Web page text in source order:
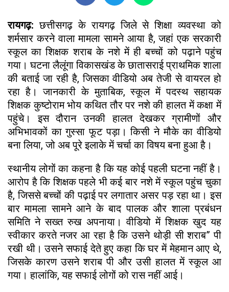
रायगढ़: छत्तीसगढ़ के रायगढ़ जिले से शिक्षा व्यवस्था को
शर्मसार करने वाला मामला सामने आया है, जहां एक सरकारी
स्कूल का शिक्षक शराब के नशे में ही बच्चों को पढ़ाने पहुंच
गया। घटना लैलूंगा विकासखंड के छातासराई प्राथमिक शाला
की बताई जा रही है, जिसका वीडियो अब तेजी से वायरल हो
रहा है। जानकारी के मुताबिक, स्कूल में पदस्थ सहायक
शिक्षक कुष्टोराम भोय कथित तौर पर नशे की हालत में कक्षा में
पहुंचे। इस दौरान उनकी हालत देखकर ग्रामीणों और
अभिभावकों का गुस्सा फूट पड़ा। किसी ने मौके का वीडियो
बना लिया, जो अब पूरे इलाके में चर्चा का विषय बना हुआ है।
स्थानीय लोगों का कहना है कि यह कोई पहली घटना नहीं है।
आरोप है कि शिक्षक पहले भी कई बार नशे में स्कूल पहुंच चुका
है, जिससे बच्चों की पढ़ाई पर लगातार असर पड़ रहा था। इस
बार मामला सामने आने के बाद पालक और शाला प्रबंधन
समिति ने सख्त रुख अपनाया। वीडियो में शिक्षक खुद यह
स्वीकार करते नजर आ रहा है कि उसने थोड़ी सी शराब” पी
रखी थी। उसने सफाई देते हुए कहा कि घर में मेहमान आए थे,
जिसके कारण उसने शराब पी और उसी हालत में स्कूल आ
गया। हालांकि, यह सफाई लोगों को रास नहीं आई।